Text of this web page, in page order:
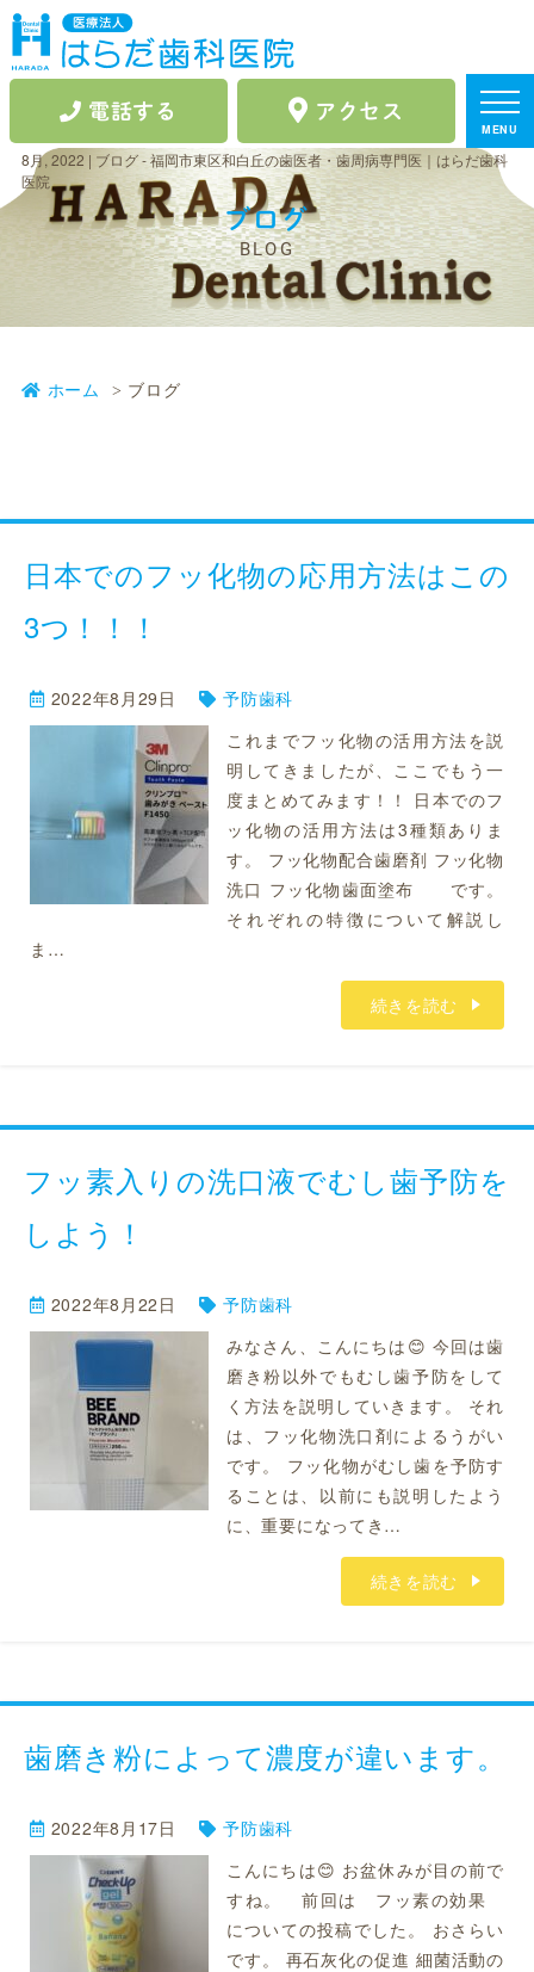
電話する アクセス
MENU
8月, 2022 | ブログ - 福岡市東区和白丘の歯医者・歯周病専門医｜はらだ歯科
医院
ブログ
BLOG
ホーム ブログ
日本でのフッ化物の応用方法はこの
3つ！！！
2022年8月29日
予防歯科
これまでフッ化物の活用方法を説
明してきましたが、ここでもう一
度まとめてみます！！ 日本でのフ
ッ化物の活用方法は3種類ありま
す。 フッ化物配合歯磨剤 フッ化物
洗口 フッ化物歯面塗布 です。
それぞれの特徴について解説し
ま…
続きを読む
フッ素入りの洗口液でむし歯予防を
しよう！
2022年8月22日
予防歯科
みなさん、こんにちは😊 今回は歯
磨き粉以外でもむし歯予防をして
く方法を説明していきます。 それ
は、フッ化物洗口剤によるうがい
です。 フッ化物がむし歯を予防す
ることは、以前にも説明したよう
に、重要になってき…
続きを読む
歯磨き粉によって濃度が違います。
2022年8月17日
予防歯科
こんにちは😊 お盆休みが目の前で
すね。 前回は フッ素の効果
についての投稿でした。 おさらい
です。 再石灰化の促進 細菌活動の